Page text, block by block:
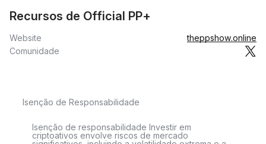
Recursos de Official PP+
Website
theppshow.online
Comunidade
Isenção de Responsabilidade
Isenção de responsabilidade Investir em
criptoativos envolve riscos de mercado